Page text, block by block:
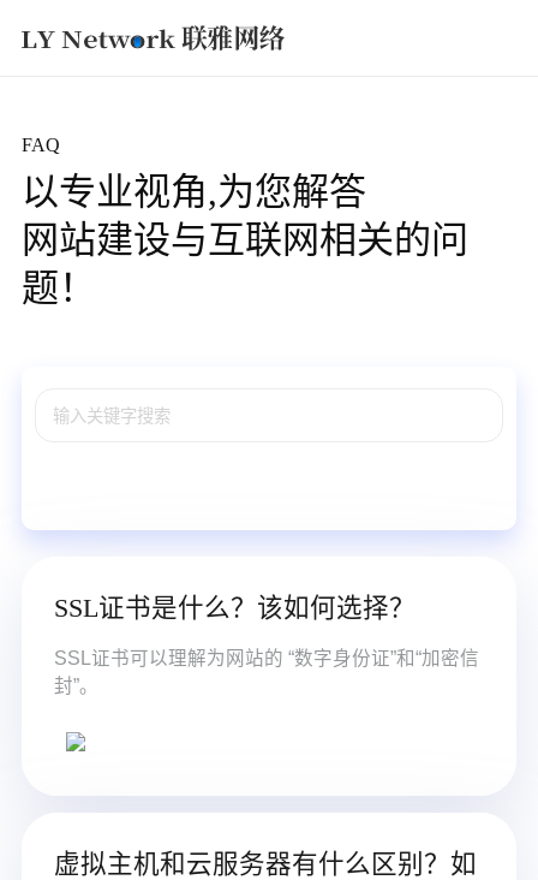
FAQ
以专业视角,为您解答
网站建设与互联网相关的问
题！
SSL证书是什么？该如何选择？
SSL证书可以理解为网站的 “数字身份证”和“加密信
封”。
虚拟主机和云服务器有什么区别？如